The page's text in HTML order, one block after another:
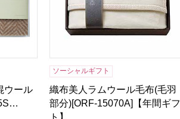
ウール
ソーシャルギフト
織布美人ラムウール毛布(毛羽
部分)[ORF-15070A]【年間ギフ